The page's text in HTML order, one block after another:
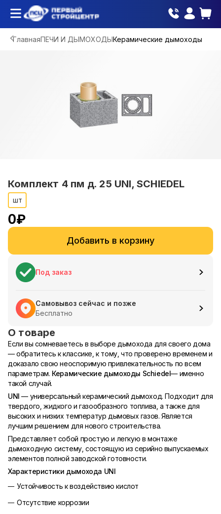
ГлавнаяПЕЧИ И ДЫМОХОДЫКерамические дымоходы
Комплект 4 пм д. 25 UNI, SCHIEDEL
шт
0₽
Добавить в корзину
Под заказ
Самовывоз сейчас и позже
Бесплатно
О товаре
Если вы сомневаетесь в выборе дымохода для своего дома
— обратитесь к классике, к тому, что проверено временем и
доказало свою неоспоримую привлекательность по всем
параметрам. Керамические дымоходы Schiedel— именно
такой случай.
UNI — универсальный керамический дымоход. Подходит для
твердого, жидкого и газообразного топлива, а также для
высоких и низких температур дымовых газов. Является
лучшим решением для нового строительства.
Представляет собой простую и легкую в монтаже
дымоходную систему, состоящую из серийно выпускаемых
элементов полной заводской готовности.
Характеристики дымохода UNI
Устойчивость к воздействию кислот
Отсутствие коррозии